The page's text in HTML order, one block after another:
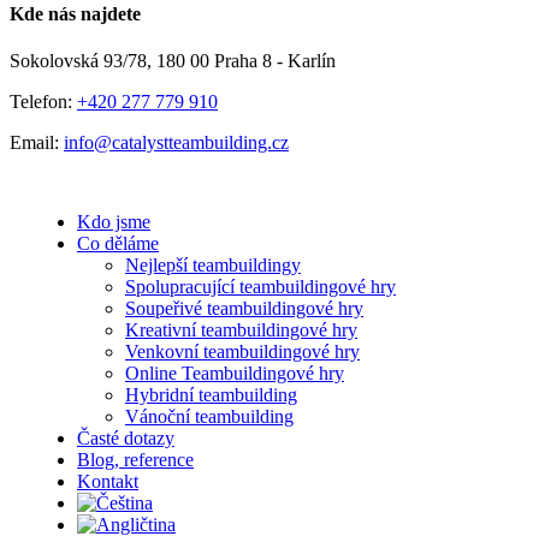
Facebook
E-
Kde nás najdete
Sokolovská 93/78, 180 00 Praha 8 - Karlín
Telefon: +420 277 779 910
Email: info@catalystteambuilding.cz
Kdo jsme
Co děláme
Nejlepší teambuildingy
Spolupracující teambuildingové hry
Soupeřivé teambuildingové hry
Kreativní teambuildingové hry
Venkovní teambuildingové hry
Online Teambuildingové hry
Hybridní teambuilding
Vánoční teambuilding
Časté dotazy
Blog, reference
Kontakt